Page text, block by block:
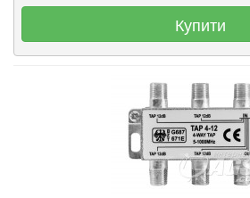
Купити